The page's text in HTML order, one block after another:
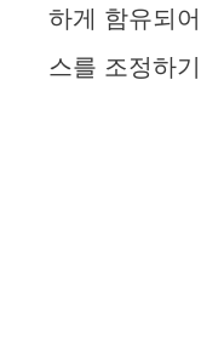
하게 함유되
스를 조정하